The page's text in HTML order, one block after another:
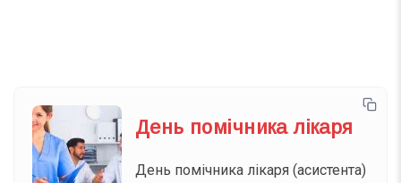
День помічника лікаря
День помічника лікаря (асистента)